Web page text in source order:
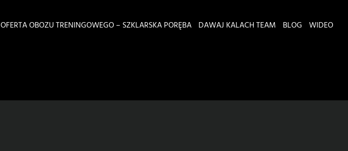
OFERTA OBOZU TRENINGOWEGO – SZKLARSKA PORĘBA DAWAJ KALACH TEAM BLOG WIDEO